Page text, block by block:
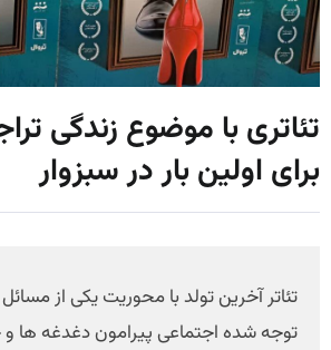
تئاتری با موضوع زندگی
برای اولین بار در سبزوار
تئاتر آخرین تولد با محوریت یکی از
توجه شده اجتماعی پیرامون دغدغه ها